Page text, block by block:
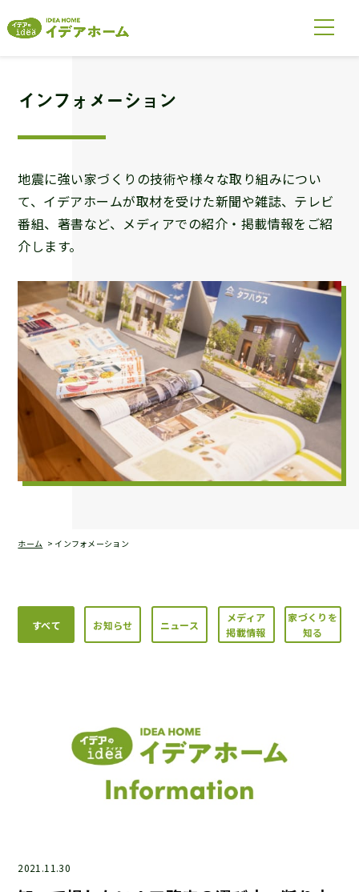
インフォメーション
地震に強い家づくりの技術や様々な取り組みについ
て、イデアホームが取材を受けた新聞や雑誌、テレビ
番組、著書など、メディアでの紹介・掲載情報をご紹
介します。
ホーム インフォメーション
すべて お知らせ ニュース
メディア
掲載情報
家づくりを
知る
2021.11.30